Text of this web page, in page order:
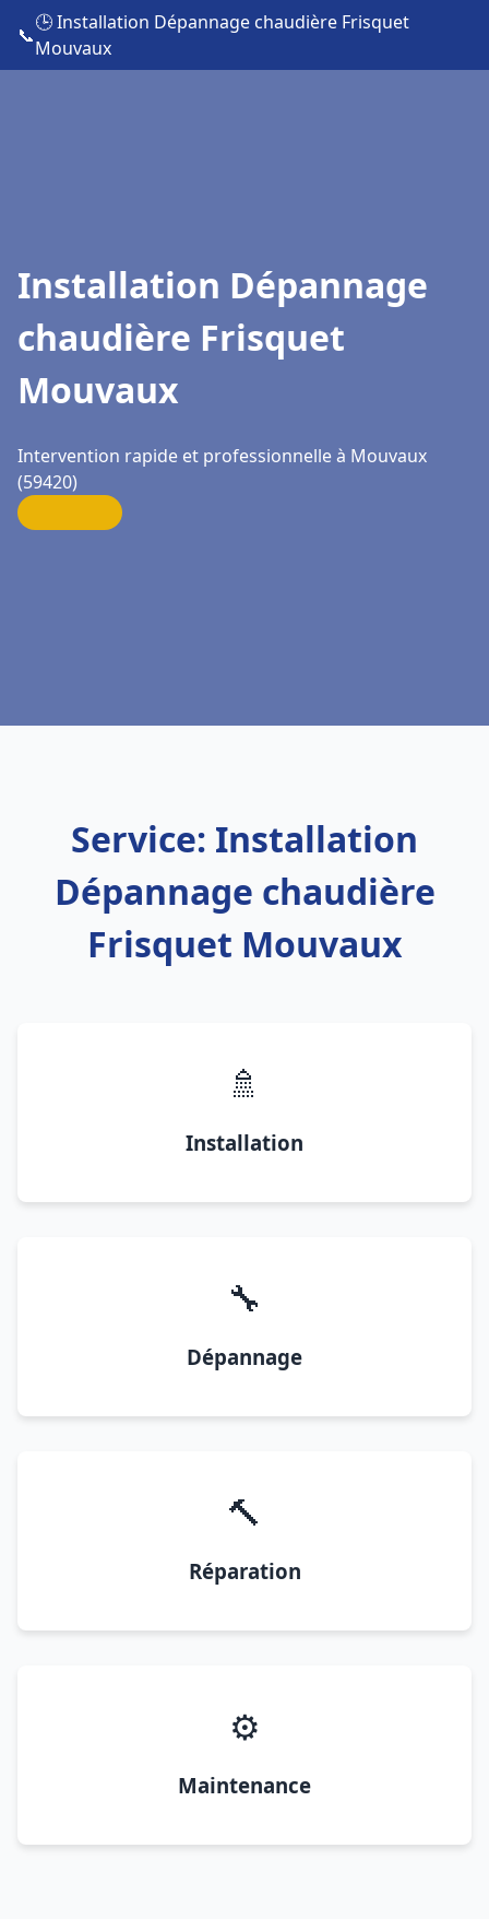
📞
🕒 Installation Dépannage chaudière Frisquet
Mouvaux
Installation Dépannage
chaudière Frisquet
Mouvaux
Intervention rapide et professionnelle à Mouvaux
(59420)
Service: Installation
Dépannage chaudière
Frisquet Mouvaux
🚿
Installation
🔧
Dépannage
🔨
Réparation
⚙️
Maintenance